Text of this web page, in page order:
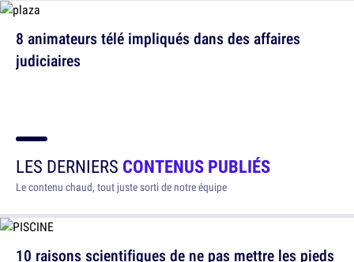
8 animateurs télé impliqués dans des affaires
judiciaires
LES DERNIERS CONTENUS PUBLIÉS
Le contenu chaud, tout juste sorti de notre équipe
10 raisons scientifiques de ne pas mettre les pieds